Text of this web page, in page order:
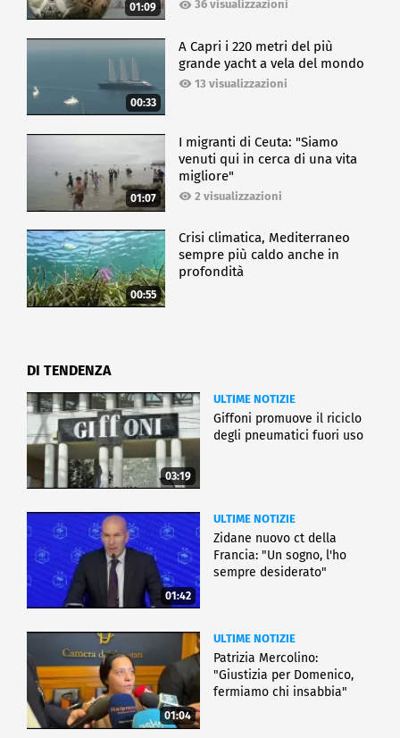
01:09 36 visualizzazioni
00:33
A Capri i 220 metri del più
grande yacht a vela del mondo
13 visualizzazioni
01:07
I migranti di Ceuta: "Siamo
venuti qui in cerca di una vita
migliore"
2 visualizzazioni
00:55
Crisi climatica, Mediterraneo
sempre più caldo anche in
profondità
DI TENDENZA
03:19
ULTIME NOTIZIE
Giffoni promuove il riciclo
degli pneumatici fuori uso
01:42
ULTIME NOTIZIE
Zidane nuovo ct della
Francia: "Un sogno, l'ho
sempre desiderato"
01:04
ULTIME NOTIZIE
Patrizia Mercolino:
"Giustizia per Domenico,
fermiamo chi insabbia"